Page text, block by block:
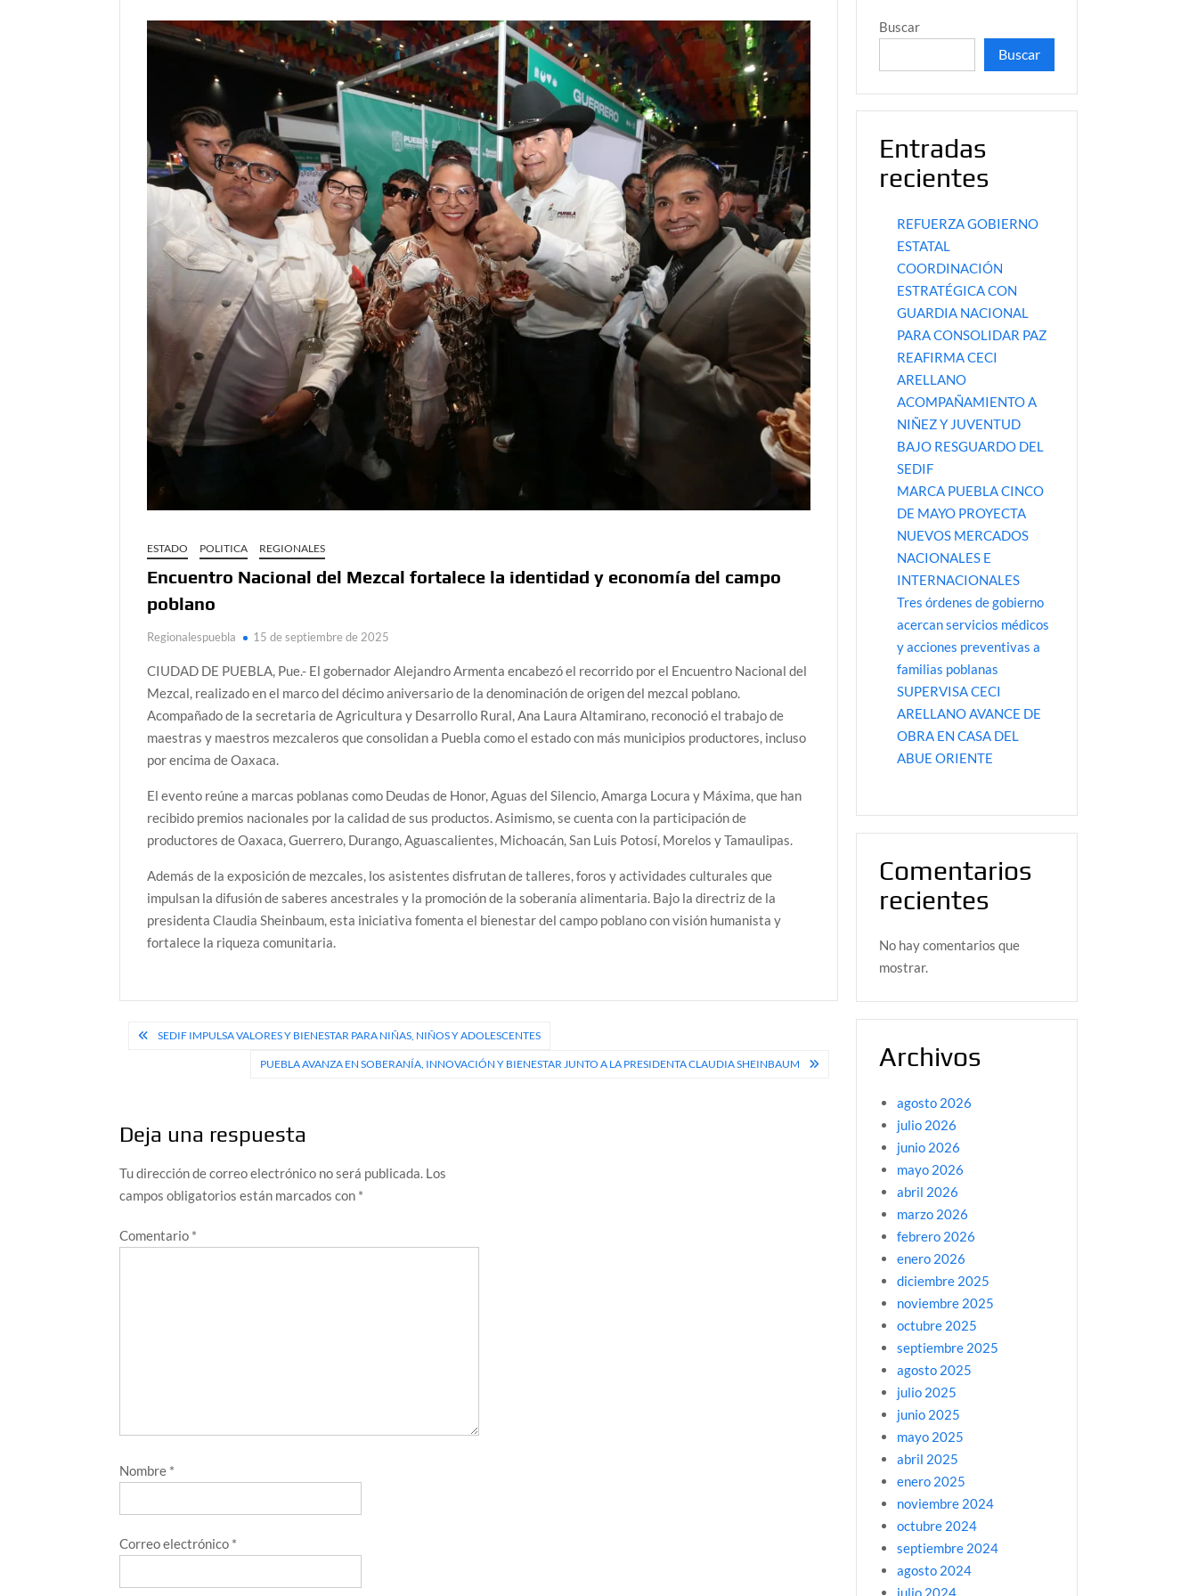
ESTADO POLITICA REGIONALES
Encuentro Nacional del Mezcal fortalece la identidad y economía del campo
poblano
Regionalespuebla 15 de septiembre de 2025
CIUDAD DE PUEBLA, Pue.- El gobernador Alejandro Armenta encabezó el recorrido por el Encuentro Nacional del
Mezcal, realizado en el marco del décimo aniversario de la denominación de origen del mezcal poblano.
Acompañado de la secretaria de Agricultura y Desarrollo Rural, Ana Laura Altamirano, reconoció el trabajo de
maestras y maestros mezcaleros que consolidan a Puebla como el estado con más municipios productores, incluso
por encima de Oaxaca.
El evento reúne a marcas poblanas como Deudas de Honor, Aguas del Silencio, Amarga Locura y Máxima, que han
recibido premios nacionales por la calidad de sus productos. Asimismo, se cuenta con la participación de
productores de Oaxaca, Guerrero, Durango, Aguascalientes, Michoacán, San Luis Potosí, Morelos y Tamaulipas.
Además de la exposición de mezcales, los asistentes disfrutan de talleres, foros y actividades culturales que
impulsan la difusión de saberes ancestrales y la promoción de la soberanía alimentaria. Bajo la directriz de la
presidenta Claudia Sheinbaum, esta iniciativa fomenta el bienestar del campo poblano con visión humanista y
fortalece la riqueza comunitaria.
Navegación
SEDIF IMPULSA VALORES Y BIENESTAR PARA NIÑAS, NIÑOS Y ADOLESCENTES
PUEBLA AVANZA EN SOBERANÍA, INNOVACIÓN Y BIENESTAR JUNTO A LA PRESIDENTA CLAUDIA SHEINBAUM
Deja una respuesta
Tu dirección de correo electrónico no será publicada. Los
campos obligatorios están marcados con *
Comentario *
Nombre *
Correo electrónico *
Buscar
Buscar
Entradas
recientes
REFUERZA GOBIERNO
ESTATAL
COORDINACIÓN
ESTRATÉGICA CON
GUARDIA NACIONAL
PARA CONSOLIDAR PAZ
REAFIRMA CECI
ARELLANO
ACOMPAÑAMIENTO A
NIÑEZ Y JUVENTUD
BAJO RESGUARDO DEL
SEDIF
MARCA PUEBLA CINCO
DE MAYO PROYECTA
NUEVOS MERCADOS
NACIONALES E
INTERNACIONALES
Tres órdenes de gobierno
acercan servicios médicos
y acciones preventivas a
familias poblanas
SUPERVISA CECI
ARELLANO AVANCE DE
OBRA EN CASA DEL
ABUE ORIENTE
Comentarios
recientes
No hay comentarios que
mostrar.
Archivos
agosto 2026
julio 2026
junio 2026
mayo 2026
abril 2026
marzo 2026
febrero 2026
enero 2026
diciembre 2025
noviembre 2025
octubre 2025
septiembre 2025
agosto 2025
julio 2025
junio 2025
mayo 2025
abril 2025
enero 2025
noviembre 2024
octubre 2024
septiembre 2024
agosto 2024
julio 2024